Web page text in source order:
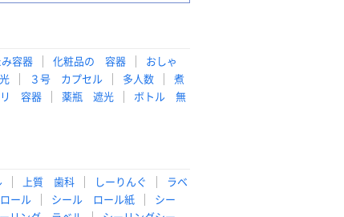
容器 化粧品の 容器
おしゃ
３号 カプセル 多人数
煮
容器 薬瓶 遮光
ボトル 無
上質 歯科 しーりんぐ
ラベ
ール シール ロール紙
シー